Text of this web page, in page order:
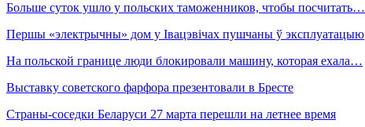
Больше суток ушло у польских таможенников, чтобы посчитать…
Першы «электрычны» дом у Івацэвічах пушчаны ў эксплуатацыю
На польской границе люди блокировали машину, которая ехала…
Выставку советского фарфора презентовали в Бресте
Страны-соседки Беларуси 27 марта перешли на летнее время